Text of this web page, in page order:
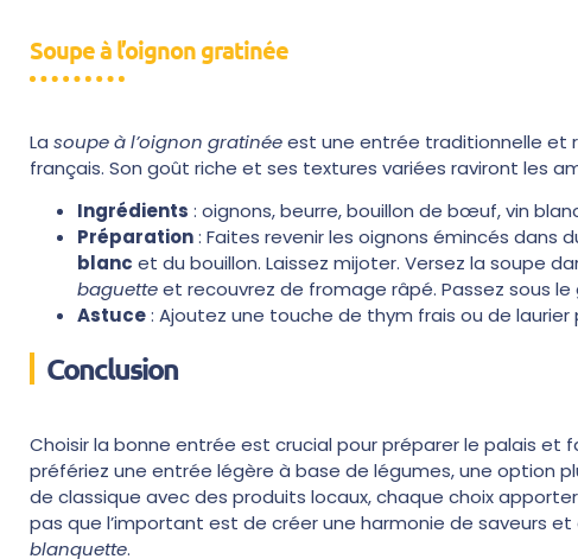
Soupe à l’oignon gratinée
La soupe à l’oignon gratinéeest une entrée traditionnelle et
français. Son goût riche et ses textures variées raviront les
Ingrédients : oignons, beurre, bouillon de bœuf, vin
Préparation: Faites revenir les oignons émincés dans
blanc et du bouillon. Laissez mijoter. Versez la soupe
baguetteet recouvrez de fromage râpé. Passez sous
Astuce: Ajoutez une touche de thym frais ou de
Conclusion
Choisir la bonne entrée est crucial pour préparer le palais et
préfériez une entrée légère à base de légumes, une option
de classique avec des produits locaux, chaque choix
pas que l’important est de créer une harmonie de saveurs
blanquette.